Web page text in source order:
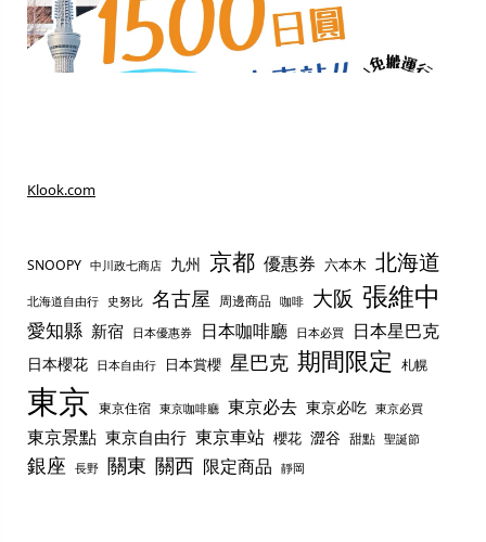
Klook.com
SNOOPY 中川政七商店 九州 京都 優惠券 六本木 北海道
北海道自由行 史努比 名古屋 周邊商品 咖啡 大阪 張維中
愛知縣 新宿 日本優惠券 日本咖啡廳 日本必買 日本星巴克
日本櫻花 日本自由行 日本賞櫻 星巴克 期間限定 札幌
東京 東京住宿 東京咖啡廳 東京必去 東京必吃 東京必買
東京景點 東京自由行 東京車站 櫻花 澀谷 甜點 聖誕節
銀座 長野 關東 關西 限定商品 靜岡